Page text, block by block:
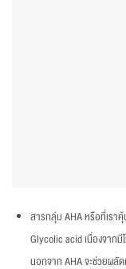
สารกลุ่ม AHA หรือที่เรา
Glycolic acid เนื่องจาก
นอกจาก AHA จะช่วยผลั